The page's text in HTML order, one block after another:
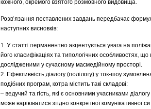
кожного, окремого взятого розмовного видовища.
Розв’язання поставлених завдань передбачає
наступних висновків:
1. У статті перманентно акцентується увага на
його класифікаціях та типологічних особливостях,
дослідженими у сучасному масмедійному просторі.
2. Ефективність діалогу (полілогу) у ток-шоу
подібних програм, котра містить такі складові:
– ведучий та гість, які є основними учасниками діалогу
може варіюватися згідно конкретної комунікативної